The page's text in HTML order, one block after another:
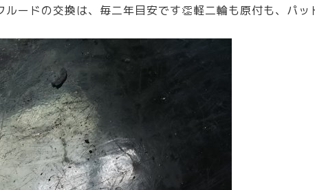
ルードの交換は、毎二年目安です👏軽二輪も原付も、パッ